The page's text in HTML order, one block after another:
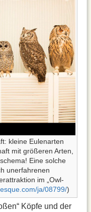
kleine Eulenarten
mit größeren Arten,
Eine solche
unerfahrenen
im „Owl-
ja/08799/)
Köpfe und der